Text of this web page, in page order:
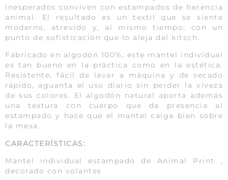
inesperados conviven con estampados de herencia
animal. El resultado es un textil que se siente
moderno, atrevido y, al mismo tiempo, con un
punto de sofisticación que lo aleja del kitsch.
Fabricado en algodón 100%, este mantel individual
es tan bueno en la práctica como en la estética.
Resistente, fácil de lavar a máquina y de secado
rápido, aguanta el uso diario sin perder la viveza
de sus colores. El algodón natural aporta además
una textura con cuerpo que da presencia al
estampado y hace que el mantel caiga bien sobre
la mesa.
CARACTERÍSTICAS:
Mantel individual estampado de Animal Print ,
decorado con volantes